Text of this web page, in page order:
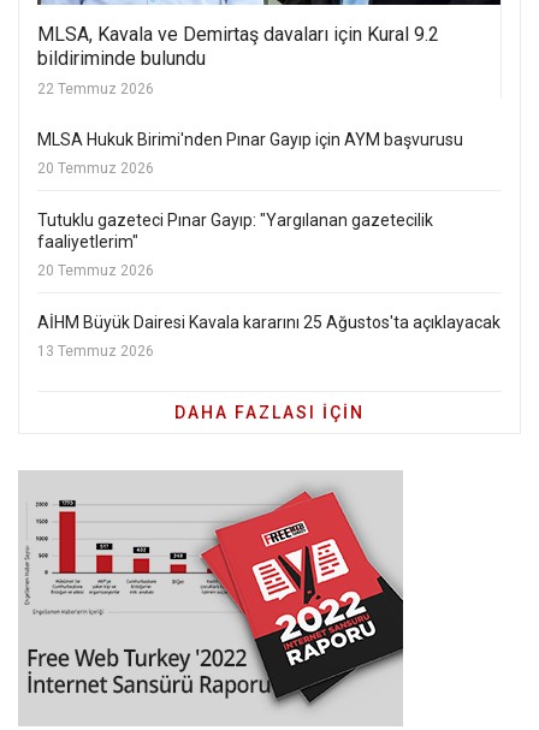
MLSA, Kavala ve Demirtaş davaları için Kural 9.2
bildiriminde bulundu
22 Temmuz 2026
MLSA Hukuk Birimi'nden Pınar Gayıp için AYM başvurusu
20 Temmuz 2026
Tutuklu gazeteci Pınar Gayıp: "Yargılanan gazetecilik
faaliyetlerim"
20 Temmuz 2026
AİHM Büyük Dairesi Kavala kararını 25 Ağustos'ta açıklayacak
13 Temmuz 2026
DAHA FAZLASI IÇIN